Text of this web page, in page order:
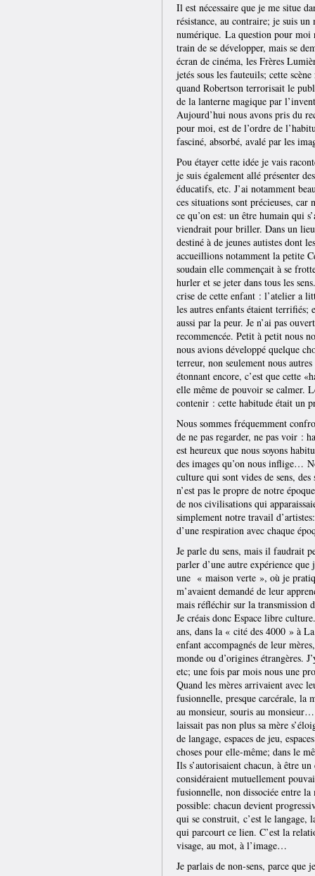
Il est nécessaire que je me situe
résistance, au contraire; je suis un
numérique. La question pour moi
train de se développer, mais se
écran de cinéma, les Frères
jetés sous les fauteuils; cette
quand Robertson terrorisait le
de la lanterne magique par
Aujourd’hui nous avons pris du
pour moi, est de l’ordre de
fasciné, absorbé, avalé par les
Pou étayer cette idée je vais
je suis également allé présenter
éducatifs, etc. J’ai notamment
ces situations sont précieuses, car
ce qu’on est: un être humain qui
viendrait pour briller. Dans un
destiné à de jeunes autistes dont
accueillions notamment la petite
soudain elle commençait à se
hurler et se jeter dans tous les
crise de cette enfant : l’atelier a
les autres enfants étaient terrifiés;
aussi par la peur. Je n’ai pas
recommencée. Petit à petit nous
nous avions développé quelque
terreur, non seulement nous
étonnant encore, c’est que cette
elle même de pouvoir se calmer.
contenir : cette habitude était un
Nous sommes fréquemment
de ne pas regarder, ne pas voir :
est heureux que nous soyons
des images qu’on nous inflige…
culture qui sont vides de sens,
n’est pas le propre de notre
de nos civilisations qui
simplement notre travail
d’une respiration avec chaque
Je parle du sens, mais il faudrait
parler d’une autre expérience que
une « maison verte », où je
m’avaient demandé de leur
mais réfléchir sur la transmission
Je créais donc Espace libre
ans, dans la « cité des 4000 » à
enfant accompagnés de leur
monde ou d’origines étrangères.
etc; une fois par mois nous une
Quand les mères arrivaient avec
fusionnelle, presque carcérale, la
au monsieur, souris au
laissait pas non plus sa mère
de langage, espaces de jeu,
choses pour elle-même; dans le
Ils s’autorisaient chacun, à être
considéraient mutuellement
fusionnelle, non dissociée entre
possible: chacun devient
qui se construit, c’est le langage,
qui parcourt ce lien. C’est la
visage, au mot, à l’image…
Je parlais de non-sens, parce que